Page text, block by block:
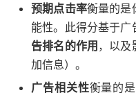
预期点击率衡量的是
能性。此得分基于
告排名的作用，以及
加信息）。
广告相关性衡量的